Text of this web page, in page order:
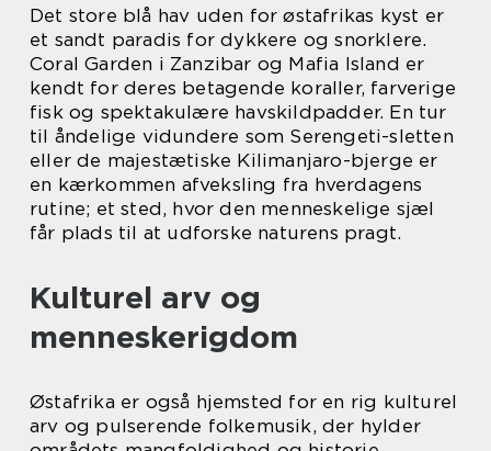
Det store blå hav uden for østafrikas kyst er
et sandt paradis for dykkere og snorklere.
Coral Garden i Zanzibar og Mafia Island er
kendt for deres betagende koraller, farverige
fisk og spektakulære havskildpadder. En tur
til åndelige vidundere som Serengeti-sletten
eller de majestætiske Kilimanjaro-bjerge er
en kærkommen afveksling fra hverdagens
rutine; et sted, hvor den menneskelige sjæl
får plads til at udforske naturens pragt.
Kulturel arv og
menneskerigdom
Østafrika er også hjemsted for en rig kulturel
arv og pulserende folkemusik, der hylder